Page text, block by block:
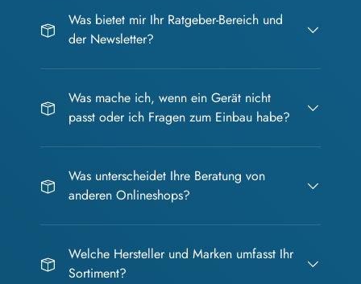
Was bietet mir Ihr Ratgeber-Bereich und
der Newsletter?
Was mache ich, wenn ein Gerät nicht
passt oder ich Fragen zum Einbau habe?
Was unterscheidet Ihre Beratung von
anderen Onlineshops?
Welche Hersteller und Marken umfasst Ihr
Sortiment?